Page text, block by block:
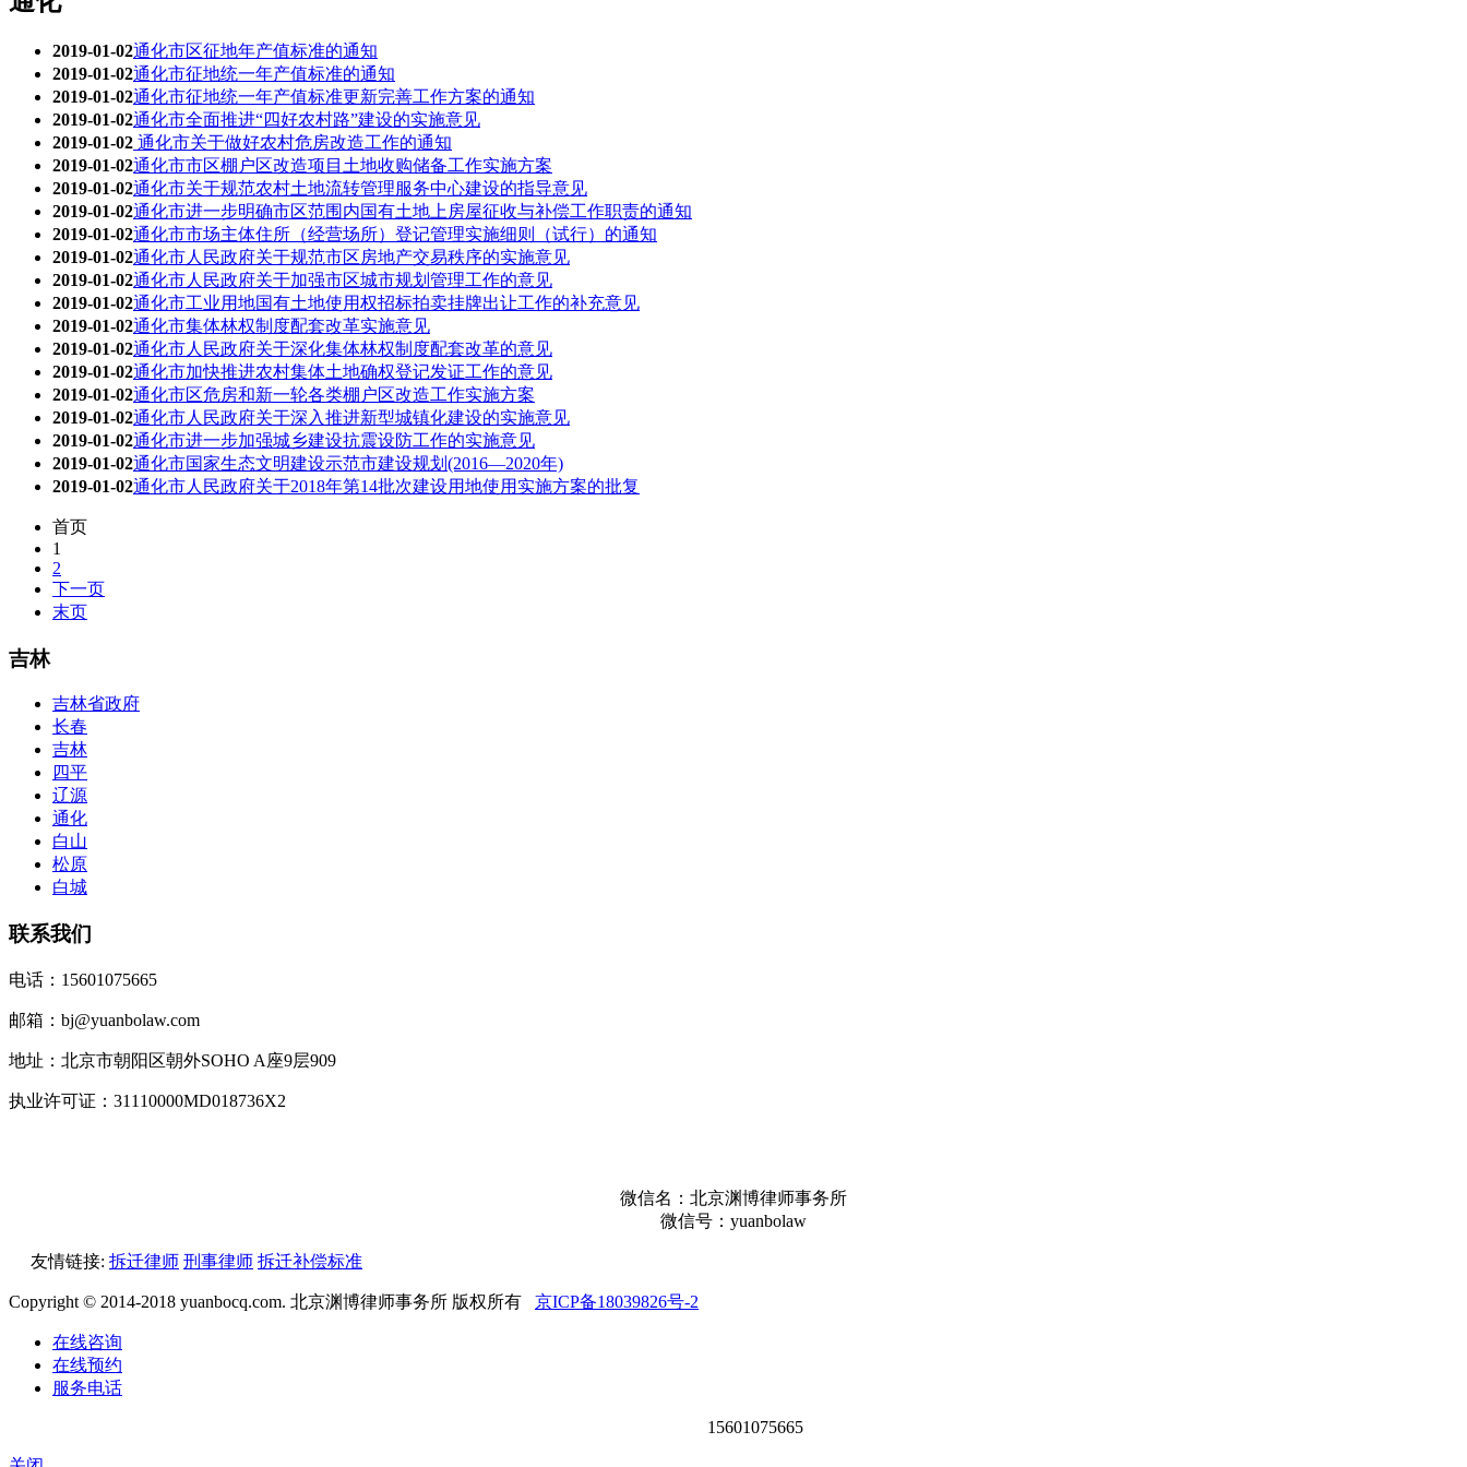
2019-01-02通化市区征地年产值标准的通知
2019-01-02通化市征地统一年产值标准的通知
2019-01-02通化市征地统一年产值标准更新完善工作方案的通知
2019-01-02通化市全面推进“四好农村路”建设的实施意见
2019-01-02 通化市关于做好农村危房改造工作的通知
2019-01-02通化市市区棚户区改造项目土地收购储备工作实施方案
2019-01-02通化市关于规范农村土地流转管理服务中心建设的指导意见
2019-01-02通化市进一步明确市区范围内国有土地上房屋征收与补偿工作职责的通知
2019-01-02通化市市场主体住所（经营场所）登记管理实施细则（试行）的通知
2019-01-02通化市人民政府关于规范市区房地产交易秩序的实施意见
2019-01-02通化市人民政府关于加强市区城市规划管理工作的意见
2019-01-02通化市工业用地国有土地使用权招标拍卖挂牌出让工作的补充意见
2019-01-02通化市集体林权制度配套改革实施意见
2019-01-02通化市人民政府关于深化集体林权制度配套改革的意见
2019-01-02通化市加快推进农村集体土地确权登记发证工作的意见
2019-01-02通化市区危房和新一轮各类棚户区改造工作实施方案
2019-01-02通化市人民政府关于深入推进新型城镇化建设的实施意见
2019-01-02通化市进一步加强城乡建设抗震设防工作的实施意见
2019-01-02通化市国家生态文明建设示范市建设规划(2016—2020年)
2019-01-02通化市人民政府关于2018年第14批次建设用地使用实施方案的批复
首页
1
2
下一页
末页
吉林
吉林省政府
长春
吉林
四平
辽源
通化
白山
松原
白城
联系我们
电话：15601075665
邮箱：bj@yuanbolaw.com
地址：北京市朝阳区朝外SOHO A座9层909
执业许可证：31110000MD018736X2
微信名：北京渊博律师事务所
微信号：yuanbolaw
友情链接: 拆迁律师 刑事律师 拆迁补偿标准
Copyright © 2014-2018 yuanbocq.com. 北京渊博律师事务所 版权所有 京ICP备18039826号-2
在线咨询
在线预约
服务电话
15601075665